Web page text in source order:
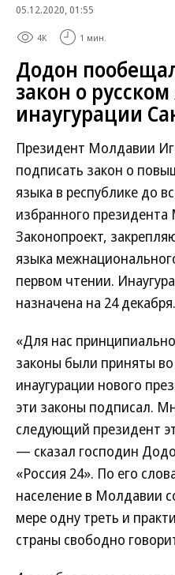
05.12.2020, 01:55
4K 1 мин.
Додон
закон о
инаугурации
Президент Молдавии
подписать закон о
языка в республике до
избранного
Законопроект,
языка
первом чтении.
назначена на 24 декабря.
«Для нас
законы были приняты
инаугурации нового
эти законы подписал.
следующий президент
— сказал господин
«Россия 24». По его
население в Молдавии
мере одну треть и
страны свободно